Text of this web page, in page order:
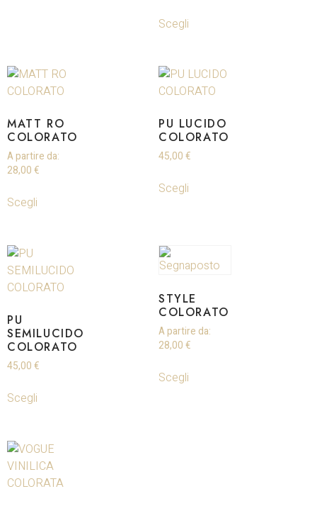
Scegli
MATT RO
COLORATO
A partire da:
28,00 €
Scegli
PU LUCIDO
COLORATO
45,00 €
Scegli
PU
SEMILUCIDO
COLORATO
45,00 €
Scegli
STYLE
COLORATO
A partire da:
28,00 €
Scegli